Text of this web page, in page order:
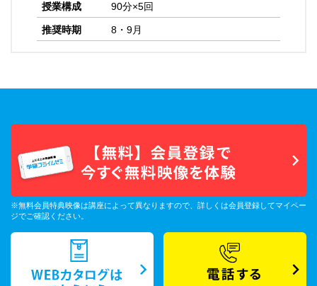
授業構成 90分×5回
推奨時期 8・9月
※無料会員特典映像は講座によって異なりますので、詳しくは会員登録してマイペー
ジでご確認ください。